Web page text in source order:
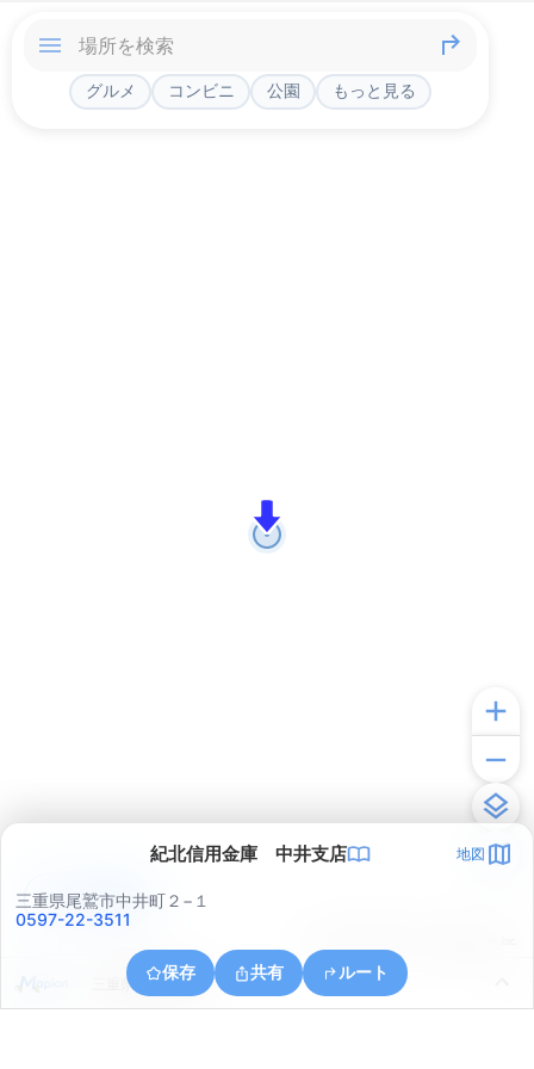
グルメ コンビニ 公園 もっと見る
紀北信用金庫 中井支店 地図
三重県尾鷲市中井町２−１
0597-22-3511
保存 共有 ルート
三重県尾鷲市南浦
アプリで見る